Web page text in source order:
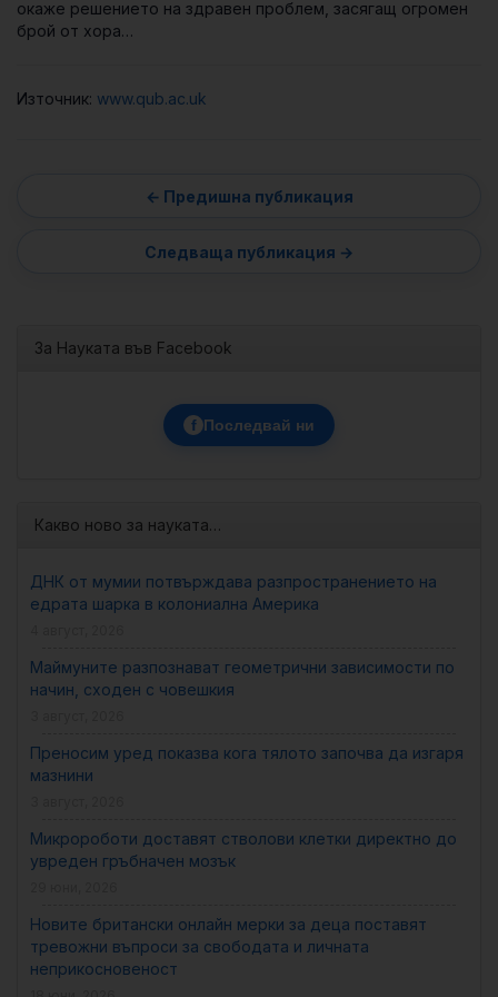
окаже решението на здравен проблем, засягащ огромен
брой от хора…
Източник: www.qub.ac.uk
За Науката във Facebook
f Последвай ни
Какво ново за науката…
ДНК от мумии потвърждава разпространението на
едрата шарка в колониална Америка
Маймуните разпознават геометрични зависимости по
начин, сходен с човешкия
Преносим уред показва кога тялото започва да изгаря
мазнини
Микророботи доставят стволови клетки директно до
увреден гръбначен мозък
Новите британски онлайн мерки за деца поставят
тревожни въпроси за свободата и личната
неприкосновеност